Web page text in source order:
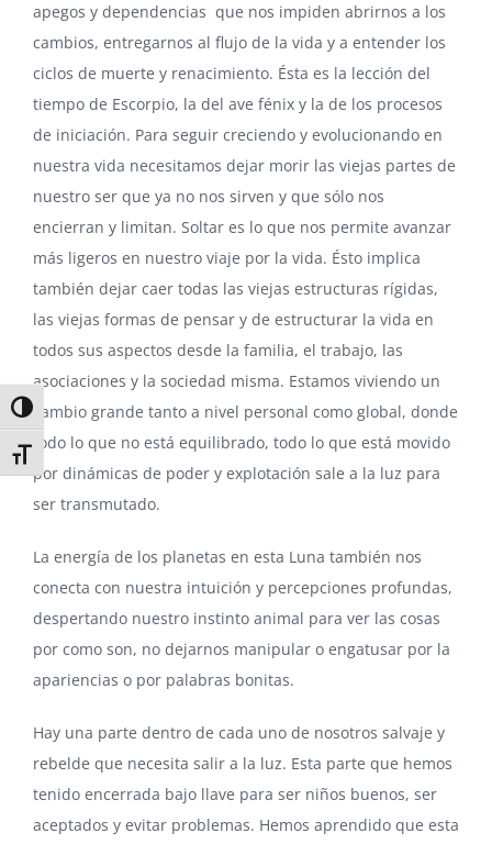
Alternar alto contraste
Alternar tamaño de letra
apegos y dependencias que nos impiden abrirnos a los
cambios, entregarnos al flujo de la vida y a entender los
ciclos de muerte y renacimiento. Ésta es la lección del
tiempo de Escorpio, la del ave fénix y la de los procesos
de iniciación. Para seguir creciendo y evolucionando en
nuestra vida necesitamos dejar morir las viejas partes de
nuestro ser que ya no nos sirven y que sólo nos
encierran y limitan. Soltar es lo que nos permite avanzar
más ligeros en nuestro viaje por la vida. Ésto implica
también dejar caer todas las viejas estructuras rígidas,
las viejas formas de pensar y de estructurar la vida en
todos sus aspectos desde la familia, el trabajo, las
asociaciones y la sociedad misma. Estamos viviendo un
cambio grande tanto a nivel personal como global, donde
todo lo que no está equilibrado, todo lo que está movido
por dinámicas de poder y explotación sale a la luz para
ser transmutado.
La energía de los planetas en esta Luna también nos
conecta con nuestra intuición y percepciones profundas,
despertando nuestro instinto animal para ver las cosas
por como son, no dejarnos manipular o engatusar por la
apariencias o por palabras bonitas.
Hay una parte dentro de cada uno de nosotros salvaje y
rebelde que necesita salir a la luz. Esta parte que hemos
tenido encerrada bajo llave para ser niños buenos, ser
aceptados y evitar problemas. Hemos aprendido que esta